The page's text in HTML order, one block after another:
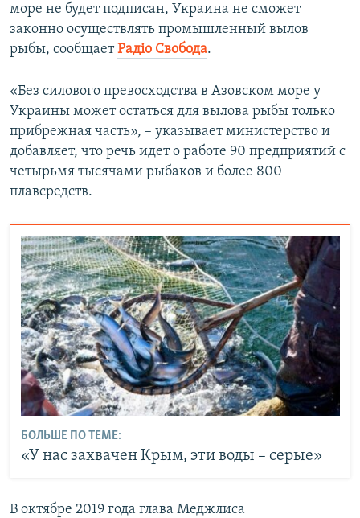
море не будет подписан, Украина не сможет
законно осуществлять промышленный вылов
рыбы, сообщаетРадіо Свобода.
«Без силового превосходства в Азовском море у
Украины может остаться для вылова рыбы только
прибрежная часть», – указывает министерство и
добавляет, что речь идет о работе 90 предприятий с
четырьмя тысячами рыбаков и более 800
плавсредств.
БОЛЬШЕ ПО ТЕМЕ:
«У нас захвачен Крым, эти воды – серые»
В октябре 2019 года глава Меджлиса